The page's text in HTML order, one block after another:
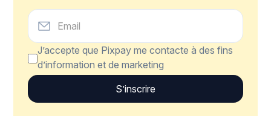
J’accepte que Pixpay me contacte à des fins
d’information et de marketing